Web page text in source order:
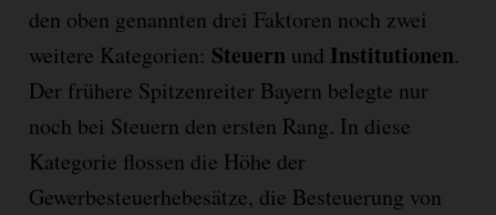
den oben genannten drei Faktoren noch zwei
weitere Kategorien: Steuern und Institutionen.
Der frühere Spitzenreiter Bayern belegte nur
noch bei Steuern den ersten Rang. In diese
Kategorie flossen die Höhe der
Gewerbesteuerhebesätze, die Besteuerung von